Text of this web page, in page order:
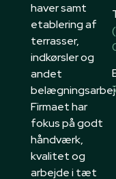
haver samt
etablering af
terrasser,
indkørsler og
andet
Firmaet har
fokus på godt
håndværk,
kvalitet og
arbejde i tæt